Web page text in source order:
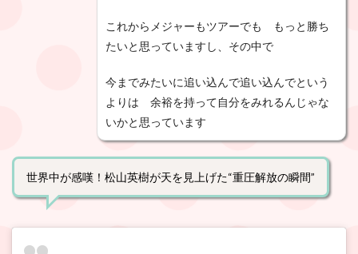
これからメジャーもツアーでも もっと勝ち
たいと思っていますし、その中で
今までみたいに追い込んで追い込んでという
よりは 余裕を持って自分をみれるんじゃな
いかと思っています
世界中が感嘆！松山英樹が天を見上げた“重圧解放の瞬間”